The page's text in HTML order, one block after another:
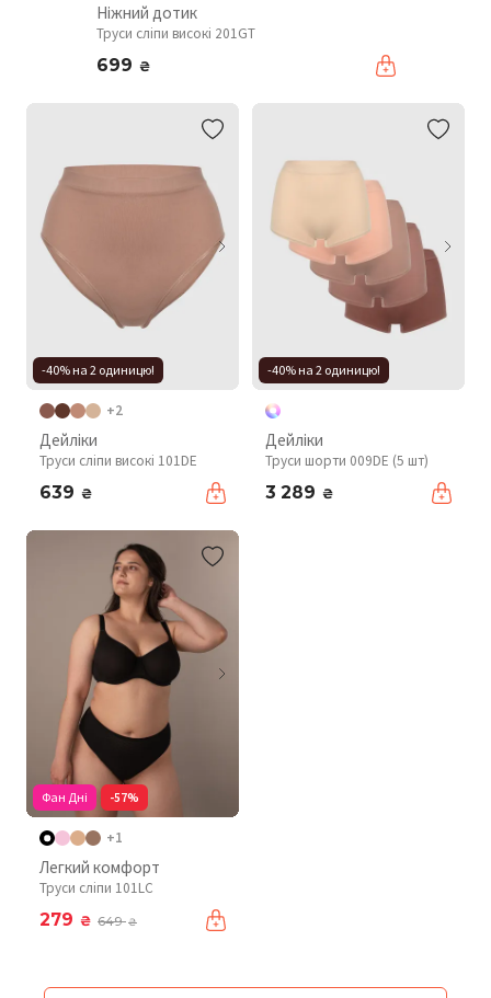
Ніжний дотик
Труси сліпи високі 201GT
699 ₴
-40% на 2 одиницю!
+2
Дейліки
Труси сліпи високі 101DE
639 ₴
-40% на 2 одиницю!
Дейліки
Труси шорти 009DE (5 шт)
3 289 ₴
Фан Дні -57%
+1
Легкий комфорт
Труси сліпи 101LC
279 ₴ 649₴